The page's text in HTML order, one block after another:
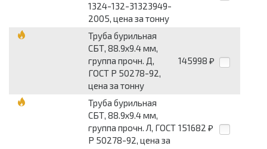
1324-132-31323949-
2005, цена за тонну
Труба бурильная
СБТ, 88.9х9.4 мм,
группа прочн. Д,
ГОСТ Р 50278-92,
цена за тонну
145998 ₽
Труба бурильная
СБТ, 88.9х9.4 мм,
группа прочн. Л, ГОСТ
Р 50278-92, цена за
151682 ₽